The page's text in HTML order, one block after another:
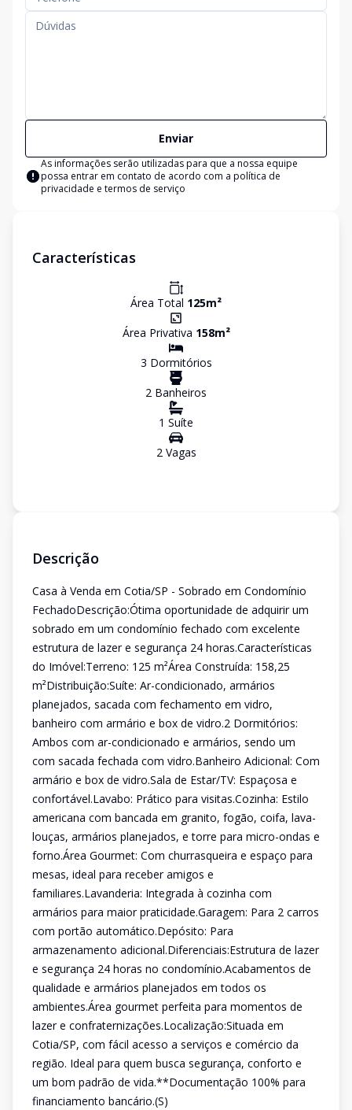
Enviar
As informações serão utilizadas para que a nossa equipe
possa entrar em contato de acordo com a política de
privacidade e termos de serviço
Características
Área Total 125m²
Área Privativa 158m²
3 Dormitórios
2 Banheiros
1 Suíte
2Vagas
Descrição
Casa à Venda em Cotia/SP - Sobrado em Condomínio
FechadoDescrição:Ótima oportunidade de adquirir um
sobrado em um condomínio fechado com excelente
estrutura de lazer e segurança 24 horas.Características
do Imóvel:Terreno: 125 m²Área Construída: 158,25
m²Distribuição:Suíte: Ar-condicionado, armários
planejados, sacada com fechamento em vidro,
banheiro com armário e box de vidro.2 Dormitórios:
Ambos com ar-condicionado e armários, sendo um
com sacada fechada com vidro.Banheiro Adicional: Com
armário e box de vidro.Sala de Estar/TV: Espaçosa e
confortável.Lavabo: Prático para visitas.Cozinha: Estilo
americana com bancada em granito, fogão, coifa, lava-
louças, armários planejados, e torre para micro-ondas e
forno.Área Gourmet: Com churrasqueira e espaço para
mesas, ideal para receber amigos e
familiares.Lavanderia: Integrada à cozinha com
armários para maior praticidade.Garagem: Para 2 carros
com portão automático.Depósito: Para
armazenamento adicional.Diferenciais:Estrutura de lazer
e segurança 24 horas no condomínio.Acabamentos de
qualidade e armários planejados em todos os
ambientes.Área gourmet perfeita para momentos de
lazer e confraternizações.Localização:Situada em
Cotia/SP, com fácil acesso a serviços e comércio da
região. Ideal para quem busca segurança, conforto e
um bom padrão de vida.**Documentação 100% para
financiamento bancário.(S)